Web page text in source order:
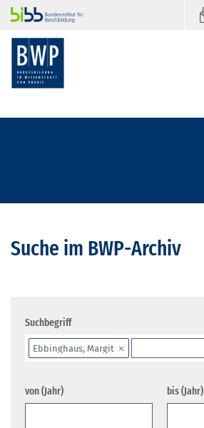
Suche im BWP-Archiv
Suchbegriff
Ebbinghaus, Margit
von (Jahr) bis (Jahr)